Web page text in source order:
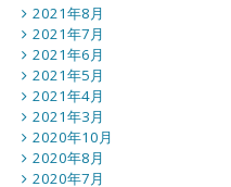
2021年8月
2021年7月
2021年6月
2021年5月
2021年4月
2021年3月
2020年10月
2020年8月
2020年7月